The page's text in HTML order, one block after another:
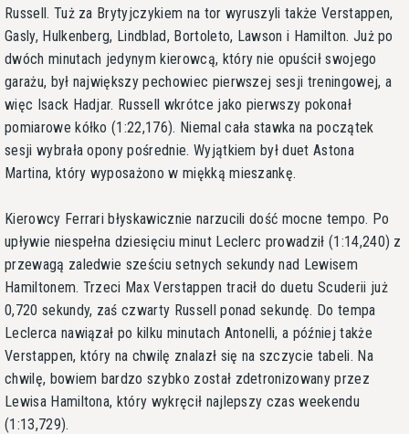
Russell. Tuż za Brytyjczykiem na tor wyruszyli także Verstappen,
Gasly, Hulkenberg, Lindblad, Bortoleto, Lawson i Hamilton. Już po
dwóch minutach jedynym kierowcą, który nie opuścił swojego
garażu, był największy pechowiec pierwszej sesji treningowej, a
więc Isack Hadjar. Russell wkrótce jako pierwszy pokonał
pomiarowe kółko (1:22,176). Niemal cała stawka na początek
sesji wybrała opony pośrednie. Wyjątkiem był duet Astona
Martina, który wyposażono w miękką mieszankę.
Kierowcy Ferrari błyskawicznie narzucili dość mocne tempo. Po
upływie niespełna dziesięciu minut Leclerc prowadził (1:14,240) z
przewagą zaledwie sześciu setnych sekundy nad Lewisem
Hamiltonem. Trzeci Max Verstappen tracił do duetu Scuderii już
0,720 sekundy, zaś czwarty Russell ponad sekundę. Do tempa
Leclerca nawiązał po kilku minutach Antonelli, a później także
Verstappen, który na chwilę znalazł się na szczycie tabeli. Na
chwilę, bowiem bardzo szybko został zdetronizowany przez
Lewisa Hamiltona, który wykręcił najlepszy czas weekendu
(1:13,729).